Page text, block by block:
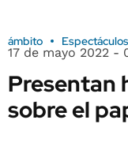
ámbito Espectáculos
17 de mayo 2022 -
Presentan
sobre el